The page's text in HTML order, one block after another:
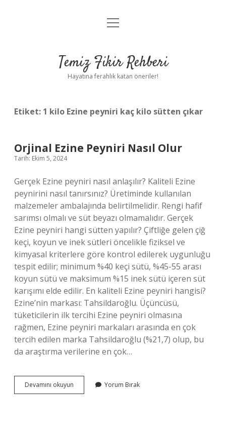
Anasayfa
Yasal Uyarı
menüyü
Temiz Fikir Rehberi
Hayatına ferahlık katan öneriler!
Etiket: 1 kilo Ezine peyniri kaç kilo sütten çıkar
Orjinal Ezine Peyniri Nasıl Olur
Tarih: Ekim 5, 2024
Gerçek Ezine peyniri nasıl anlaşılır? Kaliteli Ezine
peynirini nasıl tanırsınız? Üretiminde kullanılan
malzemeler ambalajında ​​belirtilmelidir. Rengi hafif
sarımsı olmalı ve süt beyazı olmamalıdır. Gerçek
Ezine peyniri hangi sütten yapılır? Çiftliğe gelen çiğ
keçi, koyun ve inek sütleri öncelikle fiziksel ve
kimyasal kriterlere göre kontrol edilerek uygunluğu
tespit edilir; minimum %40 keçi sütü, %45-55 arası
koyun sütü ve maksimum %15 inek sütü içeren süt
karışımı elde edilir. En kaliteli Ezine peyniri hangisi?
Ezine’nin markası: Tahsildaroğlu. Üçüncüsü,
tüketicilerin ilk tercihi Ezine peyniri olmasına
rağmen, Ezine peyniri markaları arasında en çok
tercih edilen marka Tahsildaroğlu (%21,7) olup, bu
da araştırma verilerine en çok…
Devamını okuyun
Ezine
Yorum Bırak